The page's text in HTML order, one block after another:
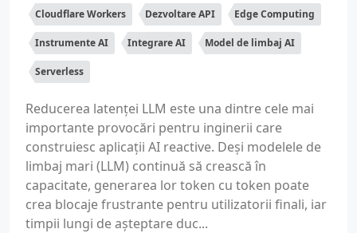
Cloudflare Workers Dezvoltare API Edge Computing
Instrumente AI Integrare AI Model de limbaj AI
Serverless
Reducerea latenței LLM este una dintre cele mai
importante provocări pentru inginerii care
construiesc aplicații AI reactive. Deși modelele de
limbaj mari (LLM) continuă să crească în
capacitate, generarea lor token cu token poate
crea blocaje frustrante pentru utilizatorii finali, iar
timpii lungi de așteptare duc...